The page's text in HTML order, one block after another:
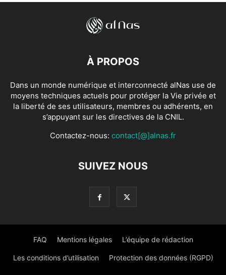
À PROPOS
Dans un monde numérique et interconnecté alNas use de
moyens techniques actuels pour protéger la Vie privée et
la liberté de ses utilisateurs, membres ou adhérents, en
s’appuyant sur les directives de la CNIL.
Contactez-nous: contact[@]alnas.fr
SUIVEZ NOUS
FAQ Mentions légales L’équipe de rédaction
Les conditions d’utilisation Protection des données (RGPD)